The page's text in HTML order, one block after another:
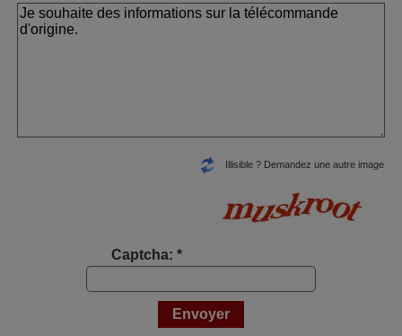
Illisible ? Demandez une autre image
Captcha: *